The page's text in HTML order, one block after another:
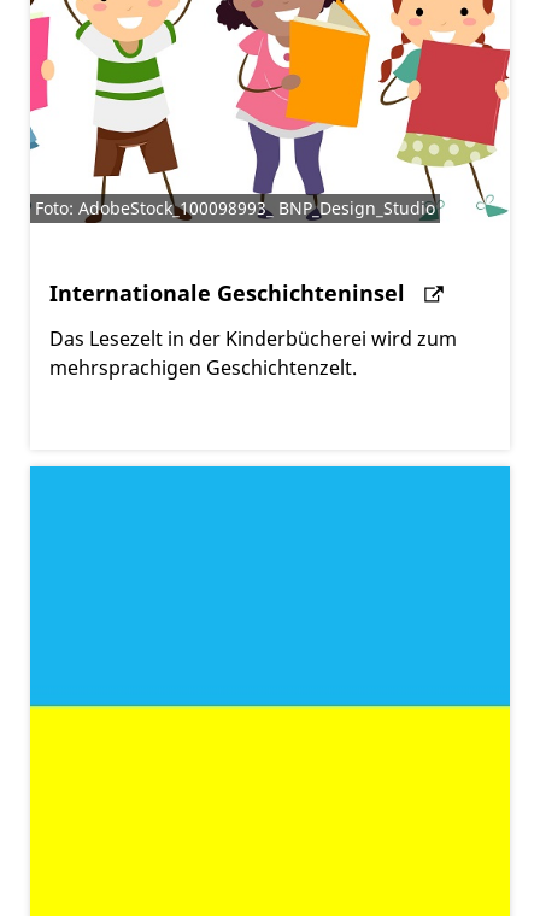
Foto: AdobeStock_100098993_ BNP_Design_Studio
Internationale Geschichteninsel
Das Lesezelt in der Kinderbücherei wird zum
mehrsprachigen Geschichtenzelt.